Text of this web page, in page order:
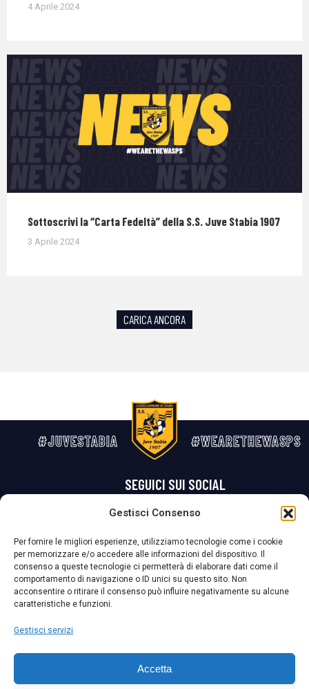
Gestisci Consenso
Per fornire le migliori esperienze, utilizziamo tecnologie come i cookie
per memorizzare e/o accedere alle informazioni del dispositivo. Il
consenso a queste tecnologie ci permetterà di elaborare dati come il
comportamento di navigazione o ID unici su questo sito. Non
acconsentire o ritirare il consenso può influire negativamente su alcune
caratteristiche e funzioni.
Gestisci servizi
Accetta
4 Aprile 2024
Sottoscrivi la “Carta Fedeltà” della S.S. Juve Stabia 1907
3 Aprile 2024
CARICA ANCORA
#JUVESTABIA #WEARETHEWASPS
SEGUICI SUI SOCIAL
La Società ha nominato il Responsabile della Protezione dei Dati Personali (DPO), figura specializzata che vigila sulle modalità adottate dalla
nostra Società per tutelare i Suoi dati personali.